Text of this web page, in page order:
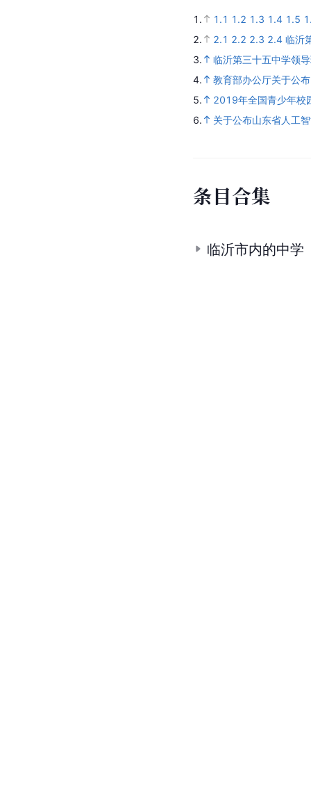
1. 1.1 1.2 1.3 1.4 1.5
2.
2.1 2.2 2.3 2.4 临沂
3.
临沂第三十五中学领
4.
教育部办公厅关于公
5.
2019年全国青少年校
6.
关于公布山东省人工
条目合集
临沂市内的中学